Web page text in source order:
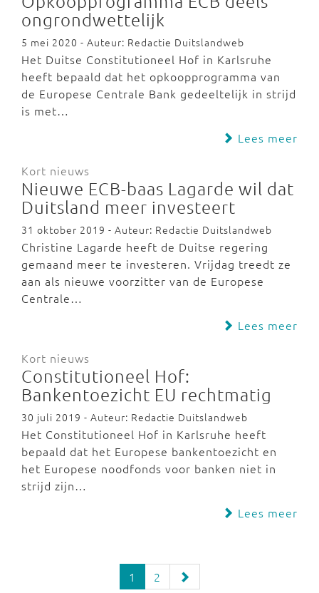
ongrondwettelijk
5 mei 2020 - Auteur: Redactie Duitslandweb
Het Duitse Constitutioneel Hof in Karlsruhe
heeft bepaald dat het opkoopprogramma van
de Europese Centrale Bank gedeeltelijk in strijd
is met…
Lees meer
Kort nieuws
Nieuwe ECB-baas Lagarde wil dat
Duitsland meer investeert
31 oktober 2019 - Auteur: Redactie Duitslandweb
Christine Lagarde heeft de Duitse regering
gemaand meer te investeren. Vrijdag treedt ze
aan als nieuwe voorzitter van de Europese
Centrale…
Lees meer
Kort nieuws
Constitutioneel Hof:
Bankentoezicht EU rechtmatig
30 juli 2019 - Auteur: Redactie Duitslandweb
Het Constitutioneel Hof in Karlsruhe heeft
bepaald dat het Europese bankentoezicht en
het Europese noodfonds voor banken niet in
strijd zijn…
Lees meer
1 2